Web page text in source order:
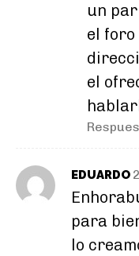
un
el
el
EDUARDO
para
lo